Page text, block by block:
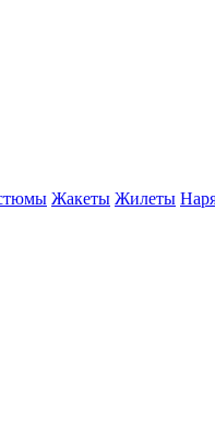
Жакеты Жилеты